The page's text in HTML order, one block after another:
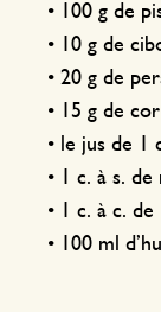
• 100 g de
• 10 g de
• 20 g de
• 15 g de
• le jus de 1
• 1 c. à s.
• 1 c. à c. de
• 100 ml